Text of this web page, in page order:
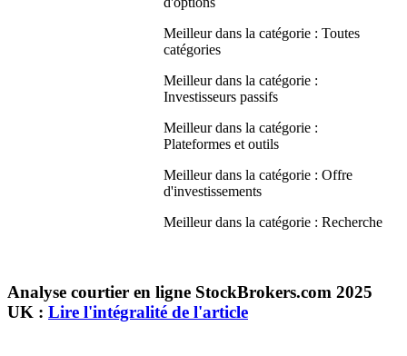
Meilleur dans la catégorie : Toutes
catégories
Meilleur dans la catégorie :
Investisseurs passifs
Meilleur dans la catégorie :
Plateformes et outils
Meilleur dans la catégorie : Offre
d'investissements
Meilleur dans la catégorie : Recherche
Analyse courtier en ligne StockBrokers.com 2025
UK : Lire l'intégralité de l'article